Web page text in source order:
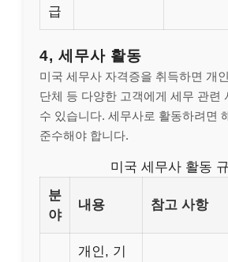
급
4, 세무사 활동
미국 세무사 자격증을 취득하면 개
단체 등 다양한 고객에게 세무 관련
수 있습니다. 세무사로 활동하려면
준수해야 합니다.
미국 세무사 활동
분
야
내용 참고 사항
개인, 기